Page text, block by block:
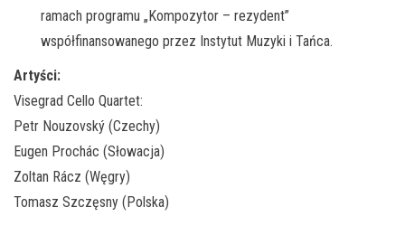
ramach programu „Kompozytor – rezydent”
współfinansowanego przez Instytut Muzyki i Tańca.
Artyści:
Visegrad Cello Quartet:
Petr Nouzovský (Czechy)
Eugen Prochác (Słowacja)
Zoltan Rácz (Węgry)
Tomasz Szczęsny (Polska)